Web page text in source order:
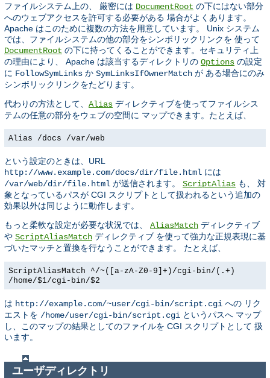
ファイルシステム上の、 厳密には DocumentRoot の下にはない部分
へのウェブアクセスを許可する必要がある 場合がよくあります。
Apache はこのために複数の方法を用意しています。 Unix システム
では、ファイルシステムの他の部分をシンボリックリンクを 使って
DocumentRoot の下に持ってくることができます。セキュリティ上
の理由により、 Apache は該当するディレクトリの Options の設定
に FollowSymLinks か SymLinksIfOwnerMatch が ある場合にのみ
シンボリックリンクをたどります。
代わりの方法として、 Alias ディレクティブを使ってファイルシス
テムの任意の部分をウェブの空間に マップできます。たとえば、
Alias /docs /var/web
という設定のときは、URL
http://www.example.com/docs/dir/file.html には
/var/web/dir/file.html が送信されます。 ScriptAlias も、 対
象となっているパスが CGI スクリプトとして扱われるという追加の
効果以外は同じように動作します。
もっと柔軟な設定が必要な状況では、 AliasMatch ディレクティブ
や ScriptAliasMatch ディレクティブ を使って強力な正規表現に基
づいたマッチと置換を行なうことができます。 たとえば、
ScriptAliasMatch ^/~([a-zA-Z0-9]+)/cgi-bin/(.+)
/home/$1/cgi-bin/$2
は http://example.com/~user/cgi-bin/script.cgi への リク
エストを /home/user/cgi-bin/script.cgi というパスへ マップ
し、このマップの結果としてのファイルを CGI スクリプトとして 扱
います。
ユーザディレクトリ